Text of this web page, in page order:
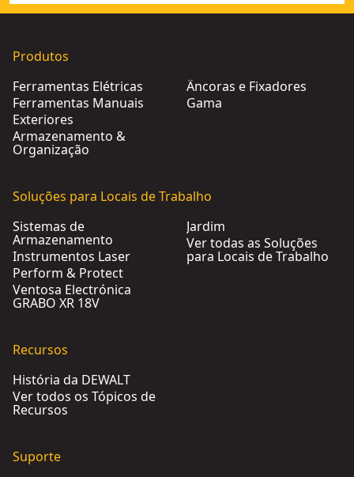
Produtos
Ferramentas Elétricas
Ferramentas Manuais
Exteriores
Armazenamento &
Organização
Âncoras e Fixadores
Gama
Soluções para Locais de Trabalho
Sistemas de
Armazenamento
Instrumentos Laser
Perform & Protect
Ventosa Electrónica
GRABO XR 18V
Jardim
Ver todas as Soluções
para Locais de Trabalho
Recursos
História da DEWALT
Ver todos os Tópicos de
Recursos
Suporte